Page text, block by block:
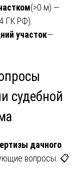
(>0 м) —
ГК РФ).
участок—
судебной
дачного
вопросы. 📋